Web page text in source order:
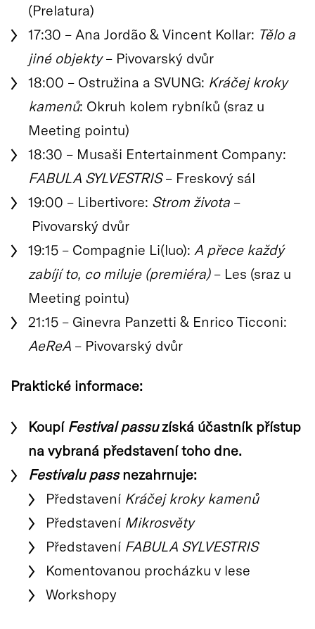
(Prelatura)
17:30 – Ana Jordão & Vincent Kollar: Tělo a
jiné objekty– Pivovarský dvůr
18:00 – Ostružina a SVUNG: Kráčej kroky
kamenů: Okruh kolem rybníků (sraz u
Meeting pointu)
18:30 – Musaši Entertainment Company:
FABULA SYLVESTRIS– Freskový sál
19:00 – Libertivore: Strom života –
Pivovarský dvůr
19:15 – Compagnie Li(luo): A přece každý
zabíjí to, co miluje (premiéra)– Les (sraz u
Meeting pointu)
21:15 – Ginevra Panzetti & Enrico Ticconi:
AeReA – Pivovarský dvůr
Praktické informace:
Koupí Festival passuzíská účastník přístup
na vybraná představení toho dne.
Festivalu passnezahrnuje:
Představení Kráčej kroky kamenů
Představení Mikrosvěty
Představení FABULA SYLVESTRIS
Komentovanou procházku v lese
Workshopy